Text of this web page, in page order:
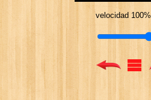
velocidad 100%